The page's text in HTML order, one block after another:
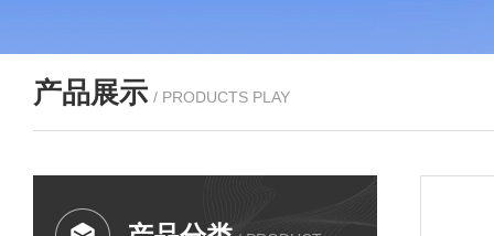
产品展示 / PRODUCTS PLAY